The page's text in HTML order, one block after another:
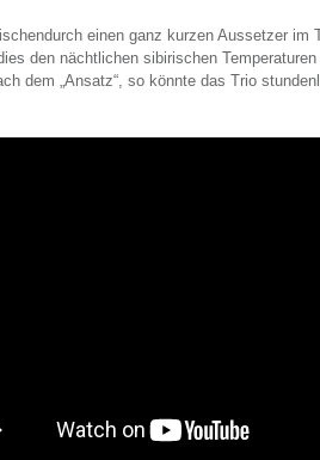
einen ganz kurzen Aussetzer im
den nächtlichen sibirischen
dem „Ansatz“, so könnte das Trio